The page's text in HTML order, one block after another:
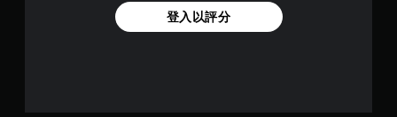
登入以評分